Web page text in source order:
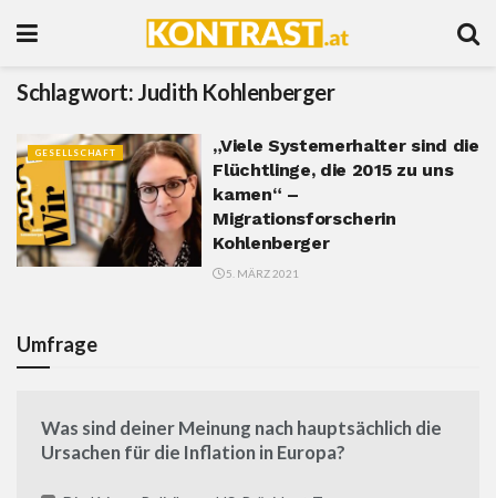
Schlagwort: Judith Kohlenberger
GESELLSCHAFT
„Viele Systemerhalter sind die
Flüchtlinge, die 2015 zu uns
kamen“ –
Migrationsforscherin
Kohlenberger
5. MÄRZ 2021
Umfrage
Was sind deiner Meinung nach hauptsächlich die
Ursachen für die Inflation in Europa?